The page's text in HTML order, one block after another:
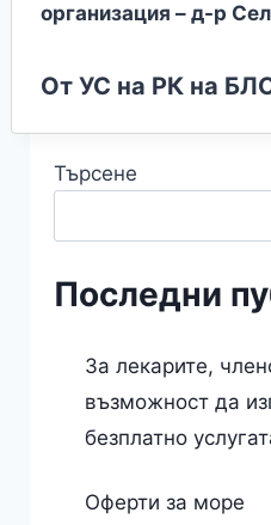
организация – д-р
От УС на РК на
Търсене
Последни
За лекарите,
възможност да
безплатно
Оферти за море